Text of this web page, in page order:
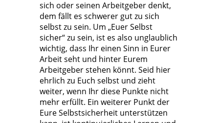
sich oder seinen Arbeitgeber denkt,
dem fällt es schwerer gut zu sich
selbst zu sein. Um „Euer Selbst
sicher“ zu sein, ist es also unglaublich
wichtig, dass Ihr einen Sinn in Eurer
Arbeit seht und hinter Eurem
Arbeitgeber stehen könnt. Seid hier
ehrlich zu Euch selbst und zieht
weiter, wenn Ihr diese Punkte nicht
mehr erfüllt. Ein weiterer Punkt der
Eure Selbstsicherheit unterstützen